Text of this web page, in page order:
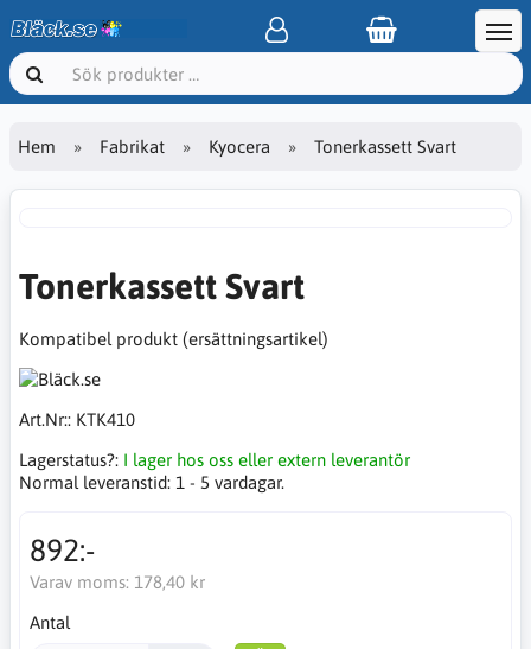
Hem Fabrikat Kyocera Tonerkassett Svart
Tonerkassett Svart
Kompatibel produkt (ersättningsartikel)
Art.Nr:: KTK410
Lagerstatus?: I lager hos oss eller extern leverantör
Normal leveranstid: 1 - 5 vardagar.
892:-
Varav moms: 178,40 kr
Antal